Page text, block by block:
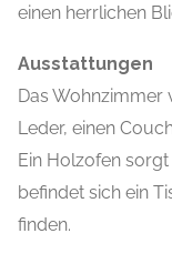
einen herrlichen
Ausstattungen
Das
Leder, einen
Ein Holzofen
befindet sich ein
finden.